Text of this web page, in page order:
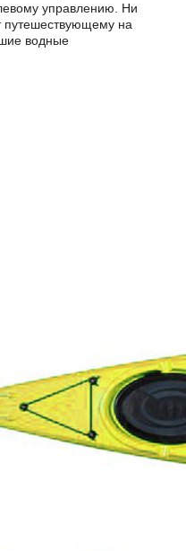
управлению. Ни
путешествующему на
водные